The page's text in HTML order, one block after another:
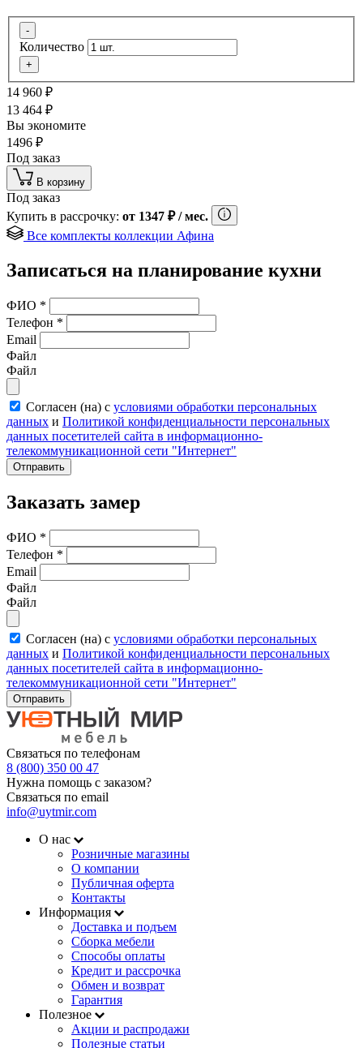
-
Количество
+
14 960 ₽
13 464 ₽
Вы экономите
1496 ₽
Под заказ
В корзину
Под заказ
Купить в рассрочку: от 1347 ₽/ мес.
Все комплекты коллекции Афина
Записаться на планирование кухни
ФИО *
Телефон *
Email
Файл
Файл
Согласен (на) с условиями обработки персональных
данных и Политикой конфиденциальности персональных
данных посетителей сайта в информационно-
телекоммуникационной сети "Интернет"
Отправить
Заказать замер
ФИО *
Телефон *
Email
Файл
Файл
Согласен (на) с условиями обработки персональных
данных и Политикой конфиденциальности персональных
данных посетителей сайта в информационно-
телекоммуникационной сети "Интернет"
Отправить
Связаться по телефонам
8 (800) 350 00 47
Нужна помощь с заказом?
Связаться по email
info@uytmir.com
О нас
Розничные магазины
О компании
Публичная оферта
Контакты
Информация
Доставка и подъем
Сборка мебели
Способы оплаты
Кредит и рассрочка
Обмен и возврат
Гарантия
Полезное
Акции и распродажи
Полезные статьи